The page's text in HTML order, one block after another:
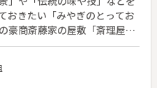
おきたい「みやぎのとってお
豪商斎藤家の屋敷「斎理屋